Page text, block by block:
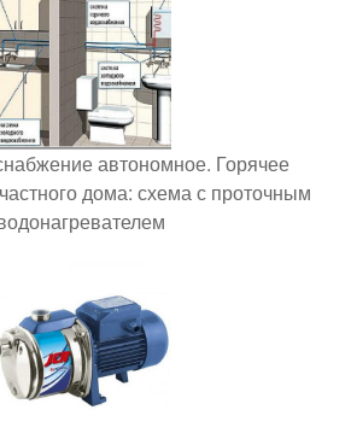
автономное. Горячее
дома: схема с проточным